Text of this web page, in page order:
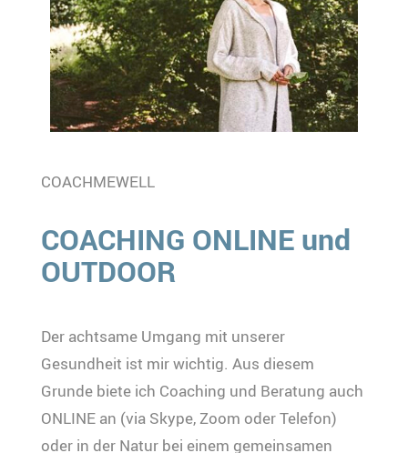
COACHMEWELL
COACHING ONLINE und
OUTDOOR
Der achtsame Umgang mit unserer
Gesundheit ist mir wichtig. Aus diesem
Grunde biete ich Coaching und Beratung auch
ONLINE an (via Skype, Zoom oder Telefon)
oder in der Natur bei einem gemeinsamen